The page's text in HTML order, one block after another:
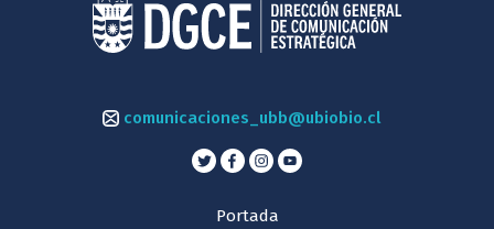
comunicaciones_ubb@ubiobio.cl
Portada